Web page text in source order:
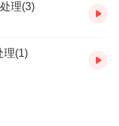
理(3)
理(1)